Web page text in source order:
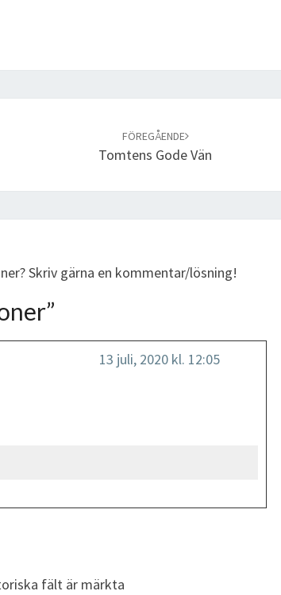
FÖREGÅENDE
Tomtens Gode Vän
Skriv gärna en kommentar/lösning!
”
13 juli, 2020 kl. 12:05
fält är märkta